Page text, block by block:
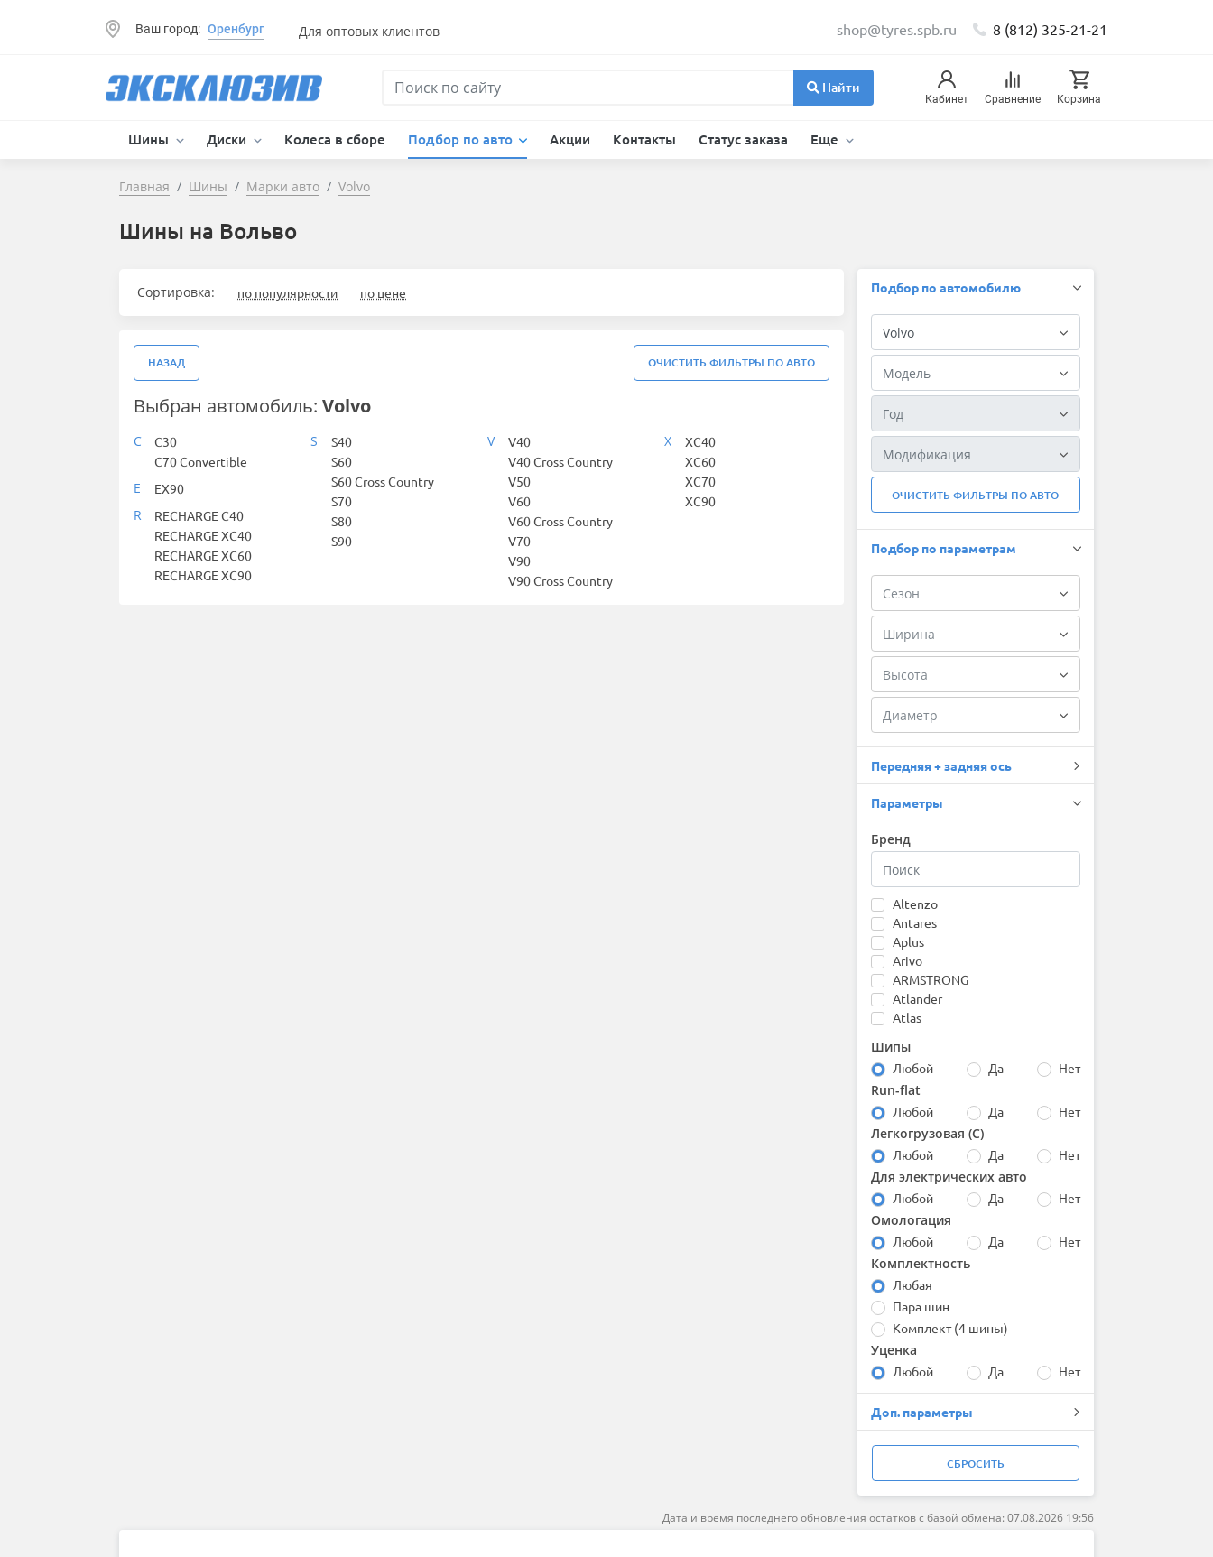
Ваш город: Оренбург Для оптовых клиентов shop@tyres.spb.ru 8 (812) 325-21-21
Найти
Кабинет Сравнение Корзина
Шины Диски Колеса в сборе Подбор по авто Акции Контакты Статус заказа Еще
Главная Шины Марки авто Volvo
Шины на Вольво
Сортировка: по популярности по цене
НАЗАД ОЧИСТИТЬ ФИЛЬТРЫ ПО АВТО
Выбран автомобиль: Volvo
C
C30
C70 Convertible
E EX90
R
RECHARGE C40
RECHARGE XC40
RECHARGE XC60
RECHARGE XC90
S
S40
S60
S60 Cross Country
S70
S80
S90
V
V40
V40 Cross Country
V50
V60
V60 Cross Country
V70
V90
V90 Cross Country
X
XC40
XC60
XC70
XC90
Подбор по автомобилю
ОЧИСТИТЬ ФИЛЬТРЫ ПО АВТО
Подбор по параметрам
Передняя + задняя ось
Параметры
Бренд
Altenzo
Antares
Aplus
Arivo
ARMSTRONG
Atlander
Atlas
Austone
Autogreen
Barez
Bars
Barum
Bearway
BfGoodrich
Boto
Bridgestone
Centara
Comforser
Compasal
Continental
Contyre
Cordiant
Delinte
Double Coin
DoubleStar
Dunlop
Шипы
Любой Да Нет
Run-flat
Любой Да Нет
Легкогрузовая (С)
Любой Да Нет
Для электрических авто
Любой Да Нет
Омологация
Любой Да Нет
Комплектность
Любая
Пара шин
Комплект (4 шины)
Уценка
Любой Да Нет
Доп. параметры
СБРОСИТЬ
Дата и время последнего обновления остатков с базой обмена: 07.08.2026 19:56